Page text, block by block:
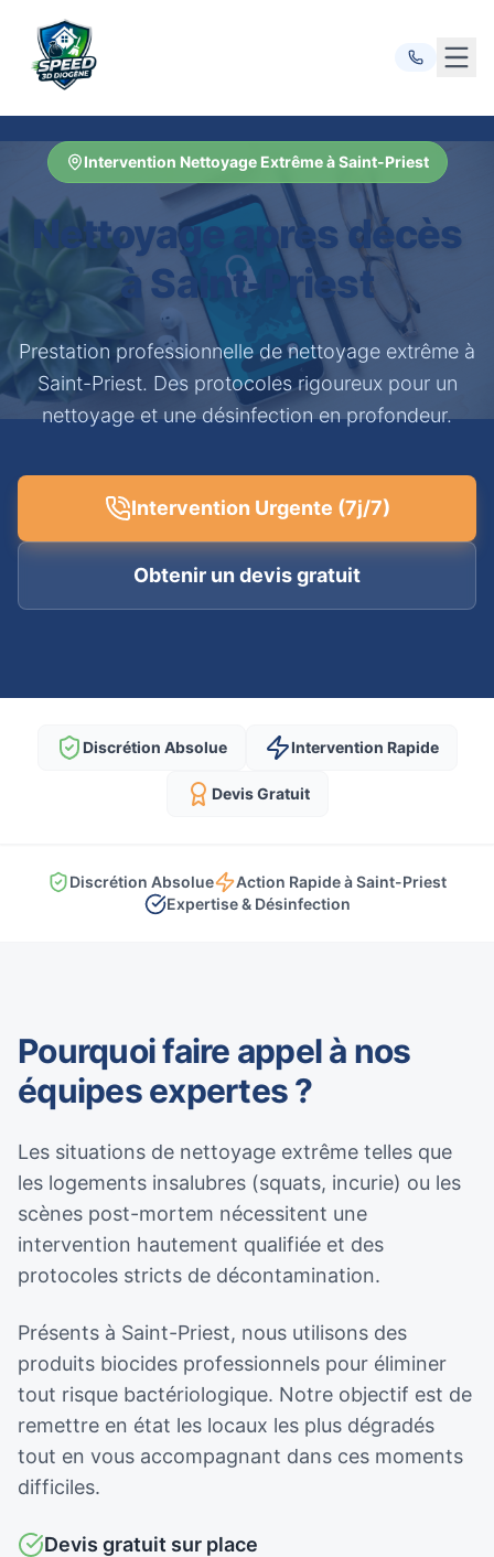
Intervention Nettoyage Extrême à Saint-Priest
Nettoyage après décès
à Saint-Priest
Prestation professionnelle de nettoyage extrême à
Saint-Priest. Des protocoles rigoureux pour un
nettoyage et une désinfection en profondeur.
Intervention Urgente (7j/7)
Obtenir un devis gratuit
Discrétion Absolue Intervention Rapide
Devis Gratuit
Discrétion Absolue
Action Rapide à Saint-Priest
Expertise & Désinfection
Pourquoi faire appel à nos
équipes expertes ?
Les situations de nettoyage extrême telles que
les logements insalubres (squats, incurie) ou les
scènes post-mortem nécessitent une
intervention hautement qualifiée et des
protocoles stricts de décontamination.
Présents à Saint-Priest, nous utilisons des
produits biocides professionnels pour éliminer
tout risque bactériologique. Notre objectif est de
remettre en état les locaux les plus dégradés
tout en vous accompagnant dans ces moments
difficiles.
Devis gratuit sur place